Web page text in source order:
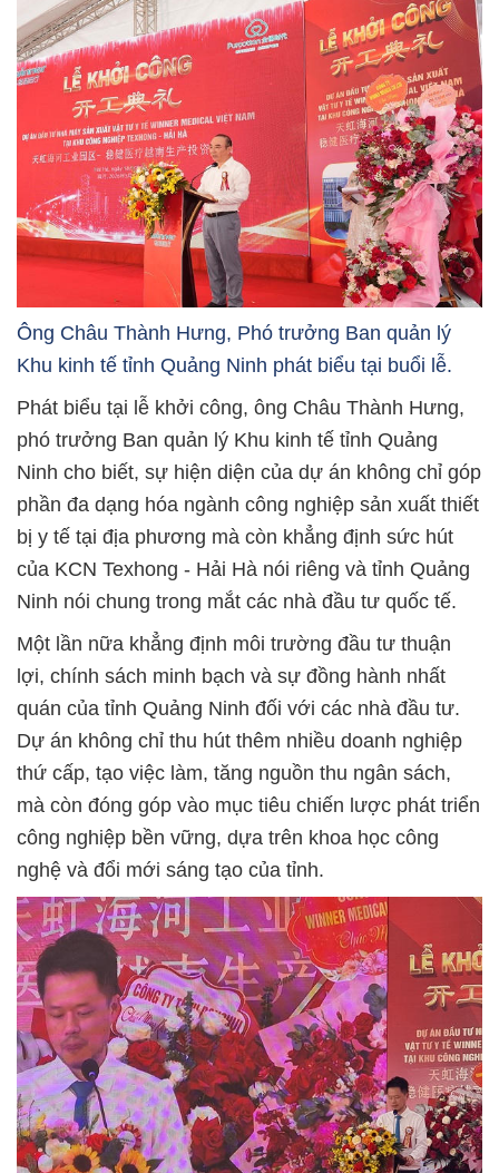
Ông Châu Thành Hưng, Phó trưởng Ban quản lý
Khu kinh tế tỉnh Quảng Ninh phát biểu tại buổi lễ.
Phát biểu tại lễ khởi công, ông Châu Thành Hưng,
phó trưởng Ban quản lý Khu kinh tế tỉnh Quảng
Ninh cho biết, sự hiện diện của dự án không chỉ góp
phần đa dạng hóa ngành công nghiệp sản xuất thiết
bị y tế tại địa phương mà còn khẳng định sức hút
của KCN Texhong - Hải Hà nói riêng và tỉnh Quảng
Ninh nói chung trong mắt các nhà đầu tư quốc tế.
Một lần nữa khẳng định môi trường đầu tư thuận
lợi, chính sách minh bạch và sự đồng hành nhất
quán của tỉnh Quảng Ninh đối với các nhà đầu tư.
Dự án không chỉ thu hút thêm nhiều doanh nghiệp
thứ cấp, tạo việc làm, tăng nguồn thu ngân sách,
mà còn đóng góp vào mục tiêu chiến lược phát triển
công nghiệp bền vững, dựa trên khoa học công
nghệ và đổi mới sáng tạo của tỉnh.